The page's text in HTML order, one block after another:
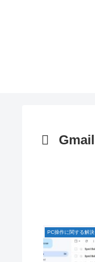
Gmail
PC操作に関する解決